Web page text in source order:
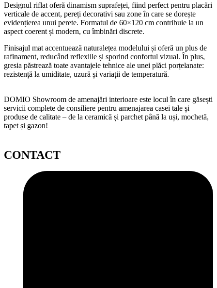
Designul riflat oferă dinamism suprafeței, fiind perfect pentru placări
verticale de accent, pereți decorativi sau zone în care se dorește
evidențierea unui perete. Formatul de 60×120 cm contribuie la un
aspect coerent și modern, cu îmbinări discrete.
Finisajul mat accentuează naturalețea modelului și oferă un plus de
rafinament, reducând reflexiile și sporind confortul vizual. În plus,
gresia păstrează toate avantajele tehnice ale unei plăci porțelanate:
rezistență la umiditate, uzură și variații de temperatură.
DOMIO Showroom de amenajări interioare este locul în care găsești
servicii complete de consiliere pentru amenajarea casei tale și
produse de calitate – de la ceramică și parchet până la uși, mochetă,
tapet și gazon!
CONTACT